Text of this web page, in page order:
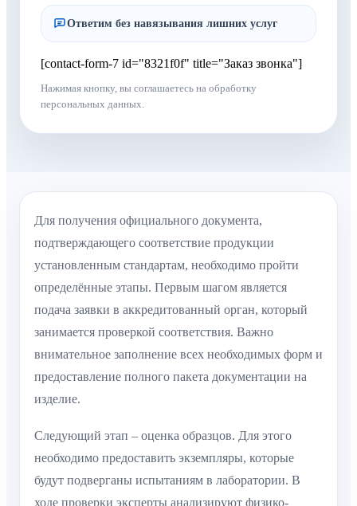
Ответим без навязывания лишних услуг
[contact-form-7 id="8321f0f" title="Заказ звонка"]
Нажимая кнопку, вы соглашаетесь на обработку
персональных данных.
Для получения официального документа,
подтверждающего соответствие продукции
установленным стандартам, необходимо пройти
определённые этапы. Первым шагом является
подача заявки в аккредитованный орган, который
занимается проверкой соответствия. Важно
внимательное заполнение всех необходимых форм и
предоставление полного пакета документации на
изделие.
Следующий этап – оценка образцов. Для этого
необходимо предоставить экземпляры, которые
будут подверганы испытаниям в лаборатории. В
ходе проверки эксперты анализируют физико-